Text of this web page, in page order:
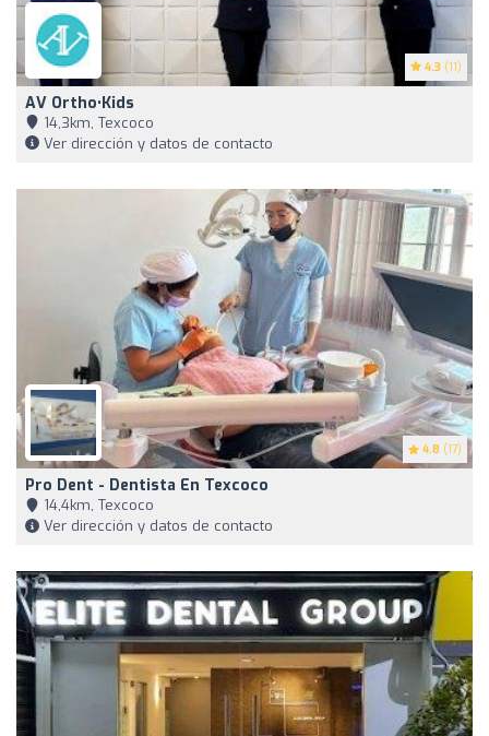
4.3 (11)
AV Ortho•Kids
14,3km, Texcoco
Ver dirección y datos de contacto
4.8 (17)
Pro Dent - Dentista En Texcoco
14,4km, Texcoco
Ver dirección y datos de contacto